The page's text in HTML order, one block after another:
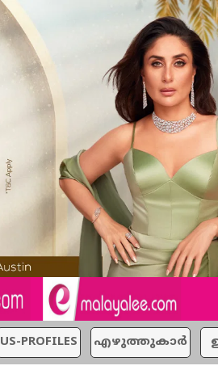
US-PROFILES എഴുത്തുകാര്‍